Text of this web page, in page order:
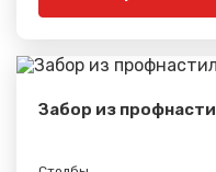
Забор из